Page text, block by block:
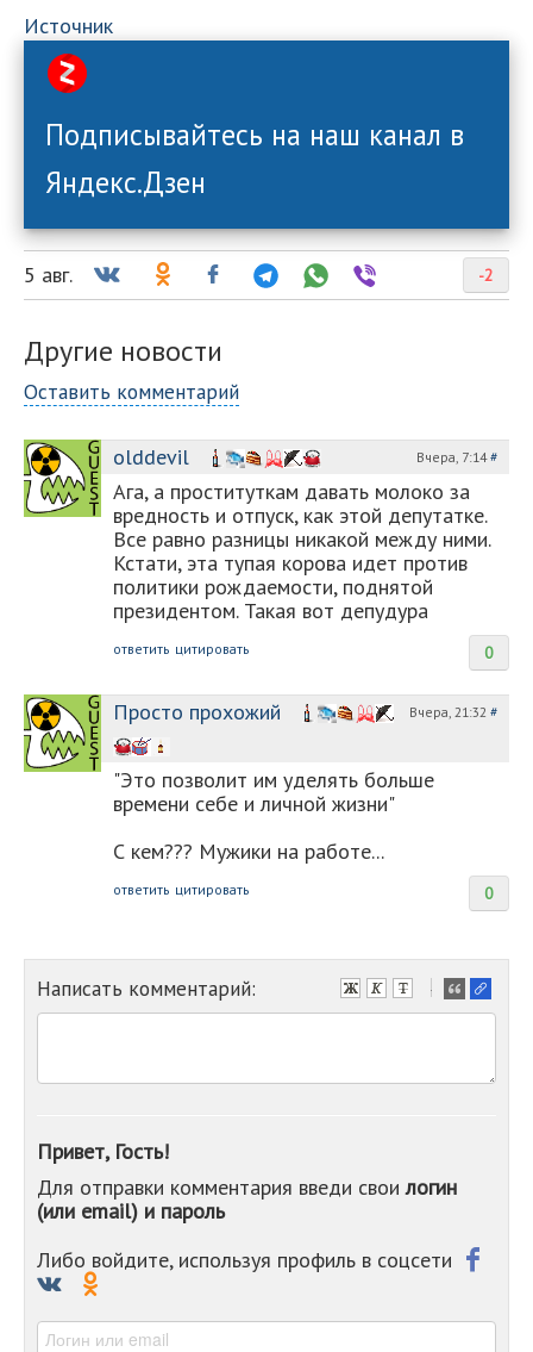
Источник
Подписывайтесь на наш канал в
Яндекс.Дзен
-2
5 авг.
Другие новости
Оставить комментарий
olddevil Вчера, 7:14#
Ага, а проституткам давать молоко за
вредность и отпуск, как этой депутатке.
Все равно разницы никакой между ними.
Кстати, эта тупая корова идет против
политики рождаемости, поднятой
президентом. Такая вот депудура
0
ответить цитировать
Просто прохожий Вчера, 21:32 #
"Это позволит им уделять больше
времени себе и личной жизни"
С кем??? Мужики на работе...
0
ответить цитировать
Написать комментарий:
-
-
-
-
-
Привет, Гость!
Для отправки комментария введи своилогин
(или email) и пароль
Либо войдите, используя профиль в соцсети